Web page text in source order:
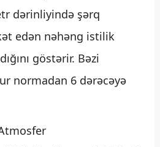
dərinliyində şərq
edən nəhəng istilik
göstərir. Bəzi
normadan 6 dərəcəyə